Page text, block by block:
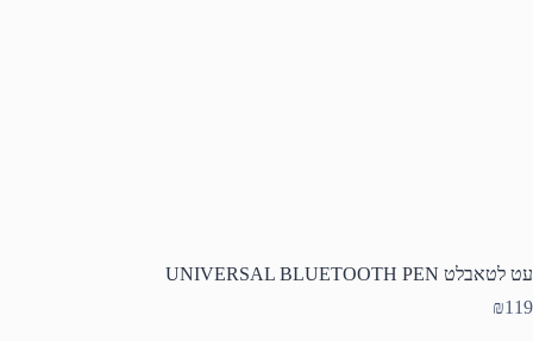
עט לטאבלט UNIVERSAL BLUETOOTH PEN
₪119